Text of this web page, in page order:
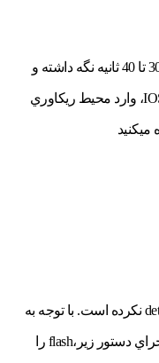
2-سويچ را خاموش كرده، كليد Mode را بین 30 تا 40 ثانیه نگه داشته و
سويچ را روشن كنيد تا قبل از extract كردن IOS، وارد محيط ريكاوري
3-در اين مرحله، سويچ هنوز Flash خود را detect نکرده است. با توجه به
اينكه تنظیمات سویچ در Flash قرار دارد، با اجراي دستور زير،flash را